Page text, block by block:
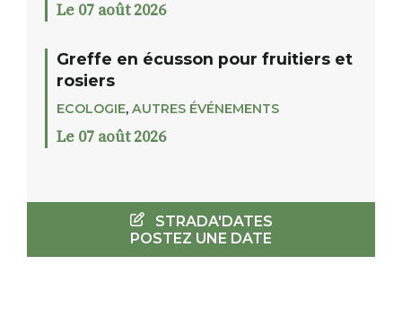
Le 07 août 2026
Greffe en écusson pour fruitiers et
rosiers
ECOLOGIE, AUTRES ÉVÉNEMENTS
Le 07 août 2026
STRADA'DATES
POSTEZ UNE DATE